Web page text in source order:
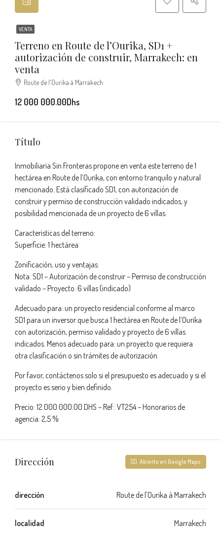
VENTA
Terreno en Route de l’Ourika, SD1 +
autorización de construir, Marrakech: en
venta
Route de l'Ourika à Marrakech
12 000 000.00Dhs
Título
Inmobiliaria Sin Fronteras propone en venta este terreno de 1
hectárea en Route de l’Ourika, con entorno tranquilo y natural
mencionado. Está clasificado SD1, con autorización de
construir y permiso de construcción validado indicados, y
posibilidad mencionada de un proyecto de 6 villas.
Características del terreno:
Superficie: 1 hectárea
Zonificación, uso y ventajas:
Nota: SD1 – Autorización de construir – Permiso de construcción
validado – Proyecto: 6 villas (indicado)
Adecuado para: un proyecto residencial conforme al marco
SD1 para un inversor que busca 1 hectárea en Route de l’Ourika
con autorización, permiso validado y proyecto de 6 villas
indicados. Menos adecuado para: un proyecto que requiera
otra clasificación o sin trámites de autorización.
Por favor, contáctenos solo si el presupuesto es adecuado y si el
proyecto es serio y bien definido.
Precio: 12 000 000.00 DHS – Ref.: VT254 – Honorarios de
agencia: 2,5 %
Dirección Abierto en Google Maps
dirección Route de l'Ourika à Marrakech
localidad Marrakech